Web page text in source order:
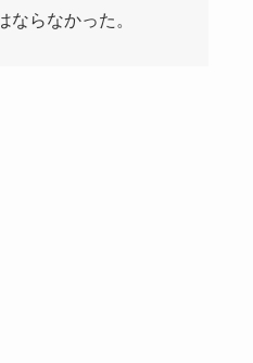
らなかった。